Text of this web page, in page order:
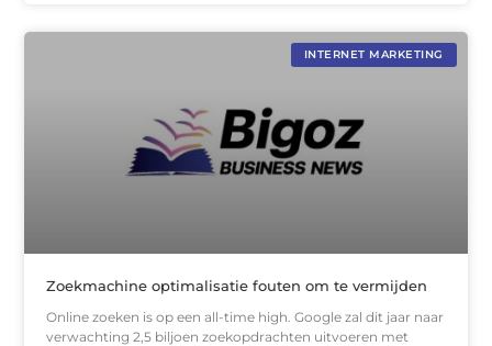
INTERNET MARKETING
Zoekmachine optimalisatie fouten om te vermijden
Online zoeken is op een all-time high. Google zal dit jaar naar
verwachting 2,5 biljoen zoekopdrachten uitvoeren met